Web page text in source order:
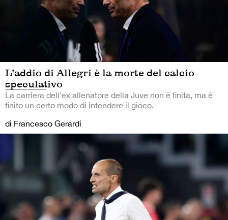
L’addio di Allegri è la morte del calcio
speculativo
La carriera dell'ex allenatore della Juve non è finita, ma è
finito un certo modo di intendere il gioco.
di Francesco Gerardi